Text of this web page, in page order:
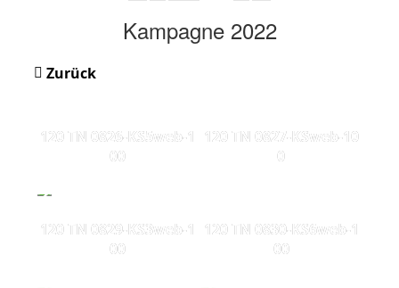
Kampagne 2022
Zurück
120 TN 0826-KS5web-1
00
120 TN 0827-KSweb-10
0
120 TN 0829-KS3web-1
00
120 TN 0830-KS6web-1
00